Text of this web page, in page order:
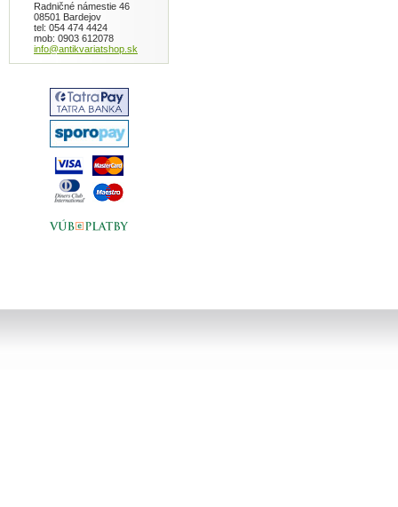
Radničné námestie 46
08501 Bardejov
tel: 054 474 4424
mob: 0903 612078
info@antikvariatshop.sk